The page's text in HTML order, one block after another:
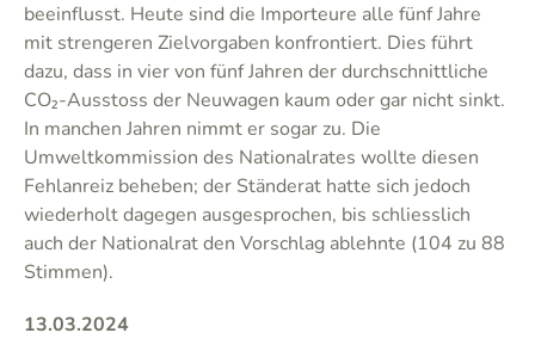
beeinflusst. Heute sind die Importeure alle fünf Jahre
mit strengeren Zielvorgaben konfrontiert. Dies führt
dazu, dass in vier von fünf Jahren der durchschnittliche
CO₂-Ausstoss der Neuwagen kaum oder gar nicht sinkt.
In manchen Jahren nimmt er sogar zu. Die
Umweltkommission des Nationalrates wollte diesen
Fehlanreiz beheben; der Ständerat hatte sich jedoch
wiederholt dagegen ausgesprochen, bis schliesslich
auch der Nationalrat den Vorschlag ablehnte (104 zu 88
Stimmen).
13.03.2024